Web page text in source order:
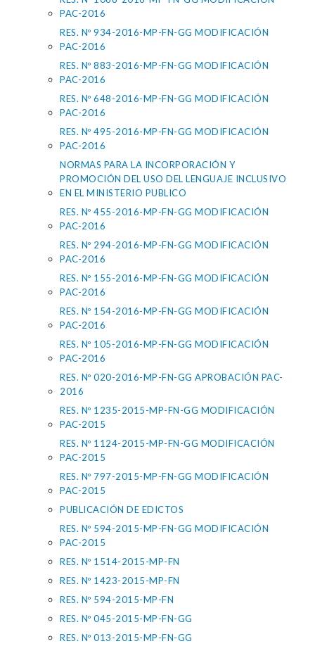
PAC-2016
RES. Nº 934-2016-MP-FN-GG MODIFICACIÓN
PAC-2016
RES. Nº 883-2016-MP-FN-GG MODIFICACIÓN
PAC-2016
RES. Nº 648-2016-MP-FN-GG MODIFICACIÓN
PAC-2016
RES. Nº 495-2016-MP-FN-GG MODIFICACIÓN
PAC-2016
NORMAS PARA LA INCORPORACIÓN Y
PROMOCIÓN DEL USO DEL LENGUAJE INCLUSIVO
EN EL MINISTERIO PUBLICO
RES. Nº 455-2016-MP-FN-GG MODIFICACIÓN
PAC-2016
RES. Nº 294-2016-MP-FN-GG MODIFICACIÓN
PAC-2016
RES. Nº 155-2016-MP-FN-GG MODIFICACIÓN
PAC-2016
RES. Nº 154-2016-MP-FN-GG MODIFICACIÓN
PAC-2016
RES. Nº 105-2016-MP-FN-GG MODIFICACIÓN
PAC-2016
RES. Nº 020-2016-MP-FN-GG APROBACIÓN PAC-
2016
RES. Nº 1235-2015-MP-FN-GG MODIFICACIÓN
PAC-2015
RES. Nº 1124-2015-MP-FN-GG MODIFICACIÓN
PAC-2015
RES. Nº 797-2015-MP-FN-GG MODIFICACIÓN
PAC-2015
PUBLICACIÓN DE EDICTOS
RES. Nº 594-2015-MP-FN-GG MODIFICACIÓN
PAC-2015
RES. Nº 1514-2015-MP-FN
RES. Nº 1423-2015-MP-FN
RES. Nº 594-2015-MP-FN
RES. Nº 045-2015-MP-FN-GG
RES. Nº 013-2015-MP-FN-GG